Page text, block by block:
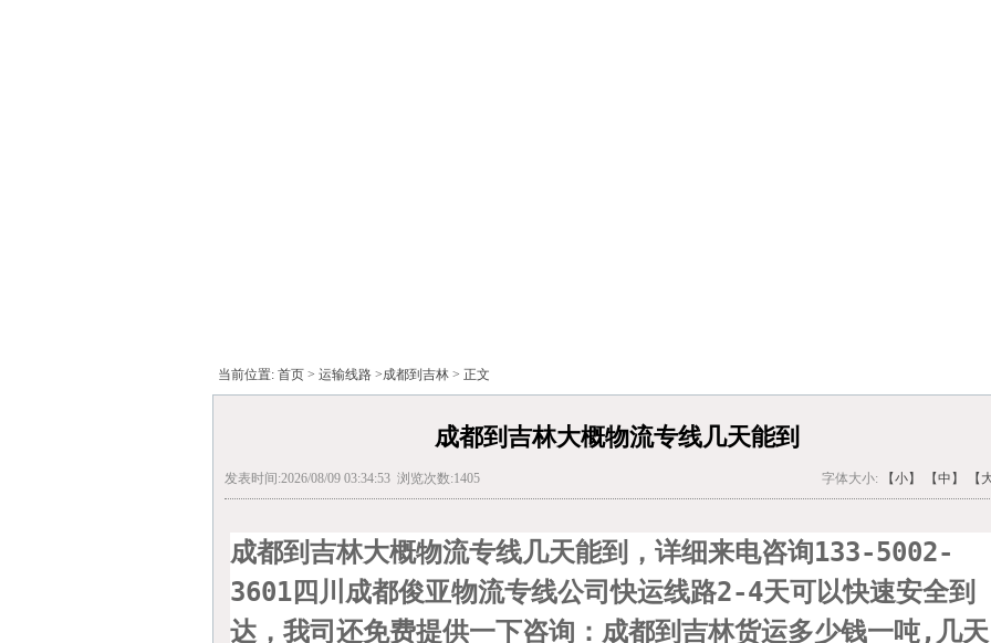
当前位置: 首页 > 运输线路 >成都到吉林 > 正文
成都到吉林大概物流专线几天能到
发表时间:2026/08/09 03:34:53 浏览次数:1405 字体大小: 【小】 【中】 【
成都到吉林大概物流专线几天能到，详细来电咨询133-5002-
3601四川成都俊亚物流专线公司快运线路2-4天可以快速安全到
达，我司还免费提供一下咨询：成都到吉林货运多少钱一吨,几天